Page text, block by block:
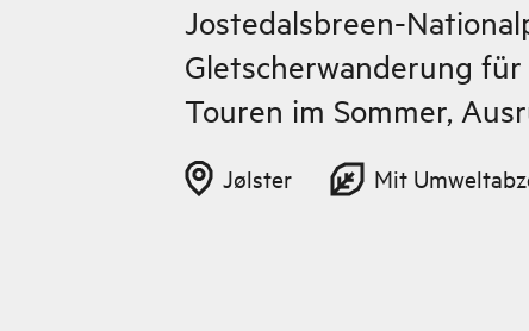
Jostedalsbreen-
Gletscherwanderung
Touren im Sommer,
Jølster Mit